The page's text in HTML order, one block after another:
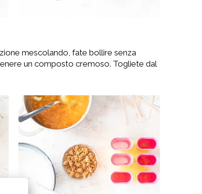
mescolando, fate bollire senza
un composto cremoso. Togliete dal